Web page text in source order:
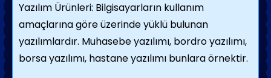
Yazılım Ürünleri: Bilgisayarların kullanım
amaçlarına göre üzerinde yüklü bulunan
yazılımlardır. Muhasebe yazılımı, bordro yazılımı,
borsa yazılımı, hastane yazılımı bunlara örnektir.